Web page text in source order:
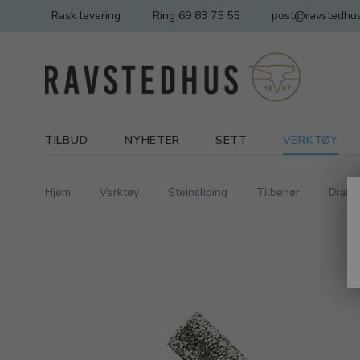
Rask levering Ring 69 83 75 55
TILBUD NYHETER SETT VERKTØY
Hjem Verktøy Steinsliping Tilbehør